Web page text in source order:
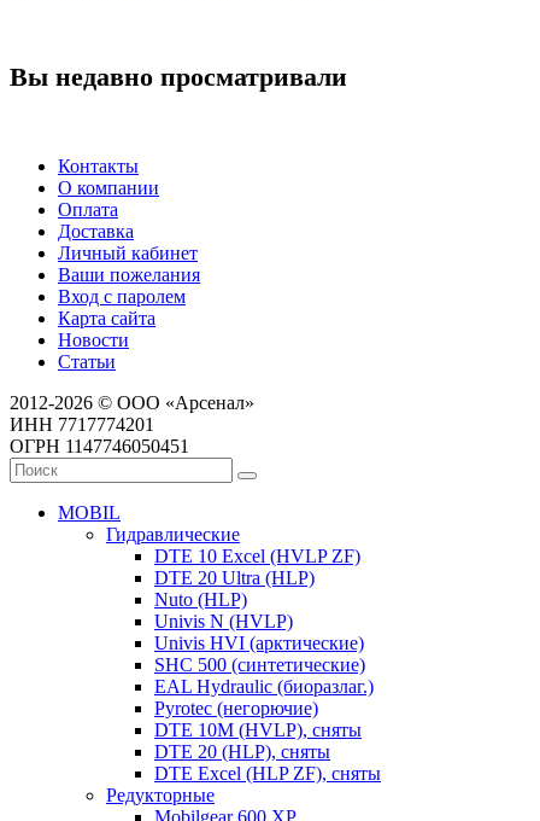
Вы недавно просматривали
Контакты
О компании
Оплата
Доставка
Личный кабинет
Ваши пожелания
Вход с паролем
Карта сайта
Новости
Статьи
2012-2026 © ООО «Арсенал»
ИНН 7717774201
ОГРН 1147746050451
MOBIL
Гидравлические
DTE 10 Excel (HVLP ZF)
DTE 20 Ultra (HLP)
Nuto (HLP)
Univis N (HVLP)
Univis HVI (арктические)
SHC 500 (синтетические)
EAL Hydraulic (биоразлаг.)
Pyrotec (негорючие)
DTE 10M (HVLP), сняты
DTE 20 (HLP), сняты
DTE Excel (HLP ZF), сняты
Редукторные